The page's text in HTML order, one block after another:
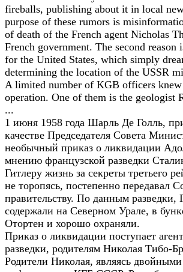
fireballs, publishing about it in local
purpose of these rumors is
of death of the French agent Nicholas
French government. The second
for the United States, which simply
determining the location of the USSR
A limited number of KGB officers
operation. One of them is the geologist
...
1 июня 1958 года Шарль Де Голль,
качестве Председателя Совета
необычный приказ о ликвидации
мнению французской разведки
Гитлеру жизнь за секреты третьего
не торопясь, постепенно передавал
правительству. По данным разведки,
содержали на Северном Урале, в
Отортен и хорошо охраняли.
Приказ о ликвидации поступает
разведки, родителям Николая Тибо-
Родители Николая, являясь двойными